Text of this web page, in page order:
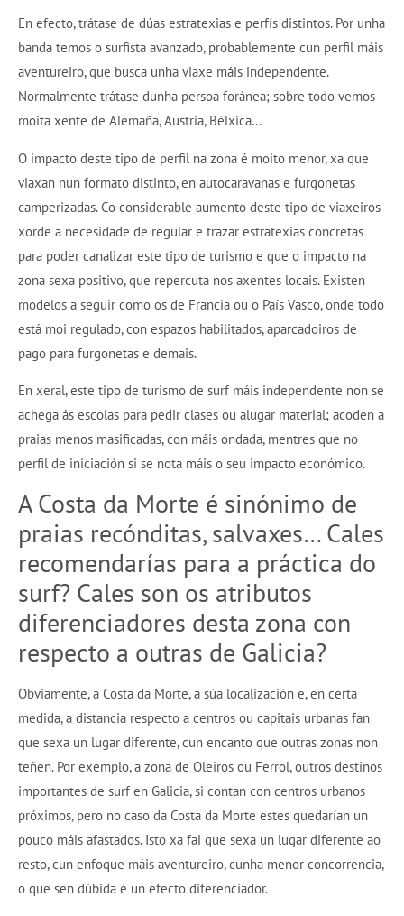
En efecto, trátase de dúas estratexias e perfís distintos. Por unha
banda temos o surfista avanzado, probablemente cun perfil máis
aventureiro, que busca unha viaxe máis independente.
Normalmente trátase dunha persoa foránea; sobre todo vemos
moita xente de Alemaña, Austria, Bélxica…
O impacto deste tipo de perfil na zona é moito menor, xa que
viaxan nun formato distinto, en autocaravanas e furgonetas
camperizadas. Co considerable aumento deste tipo de viaxeiros
xorde a necesidade de regular e trazar estratexias concretas
para poder canalizar este tipo de turismo e que o impacto na
zona sexa positivo, que repercuta nos axentes locais. Existen
modelos a seguir como os de Francia ou o País Vasco, onde todo
está moi regulado, con espazos habilitados, aparcadoiros de
pago para furgonetas e demais.
En xeral, este tipo de turismo de surf máis independente non se
achega ás escolas para pedir clases ou alugar material; acoden a
praias menos masificadas, con máis ondada, mentres que no
perfil de iniciación si se nota máis o seu impacto económico.
A Costa da Morte é sinónimo de
praias recónditas, salvaxes… Cales
recomendarías para a práctica do
surf? Cales son os atributos
diferenciadores desta zona con
respecto a outras de Galicia?
Obviamente, a Costa da Morte, a súa localización e, en certa
medida, a distancia respecto a centros ou capitais urbanas fan
que sexa un lugar diferente, cun encanto que outras zonas non
teñen. Por exemplo, a zona de Oleiros ou Ferrol, outros destinos
importantes de surf en Galicia, si contan con centros urbanos
próximos, pero no caso da Costa da Morte estes quedarían un
pouco máis afastados. Isto xa fai que sexa un lugar diferente ao
resto, cun enfoque máis aventureiro, cunha menor concorrencia,
o que sen dúbida é un efecto diferenciador.